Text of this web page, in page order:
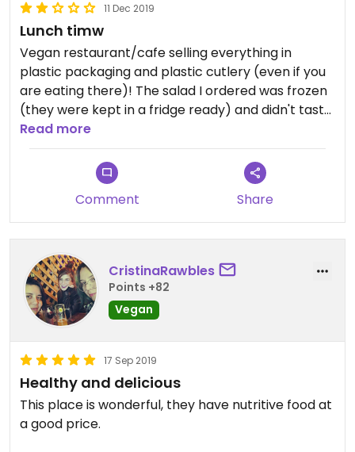
11 Dec 2019
Lunch timw
Vegan restaurant/cafe selling everything in
plastic packaging and plastic cutlery (even if you
are eating there)! The salad I ordered was frozen
(they were kept in a fridge ready) and didn't taste
at all😒
Read more
Comment Share
CristinaRawbles
Points +82
Vegan
17 Sep 2019
Healthy and delicious
This place is wonderful, they have nutritive food at
a good price.